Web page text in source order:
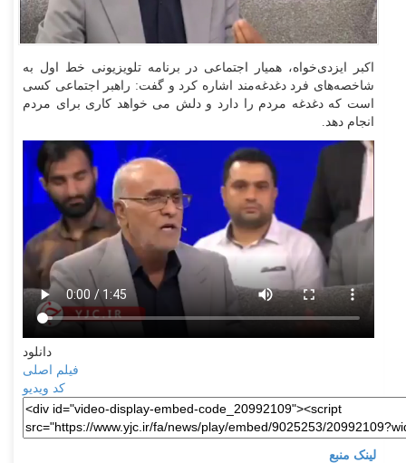
اکبر ایزدی‌خواه، همیار اجتماعی در برنامه تلویزیونی خط اول به
شاخصه‌های فرد دغدغه‌مند اشاره کرد و گفت: راهبر اجتماعی کسی
است که دغدغه مردم را دارد و دلش می خواهد کاری برای مردم
انجام دهد.
دانلود
فیلم اصلی
کد ویدیو
لینک منبع